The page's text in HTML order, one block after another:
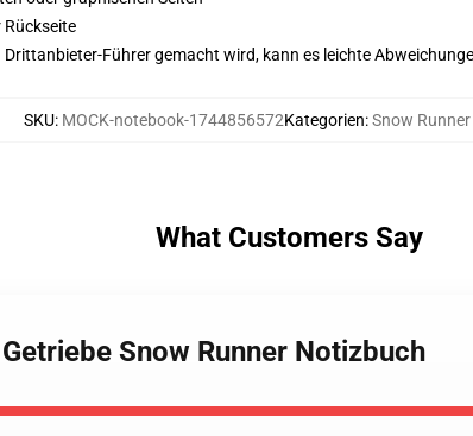
Führer gemacht wird, kann es leichte
SKU: MOCK-notebook-1744856572Kategorien:Snow
What Customers Say
Snow Runner Notizbuch